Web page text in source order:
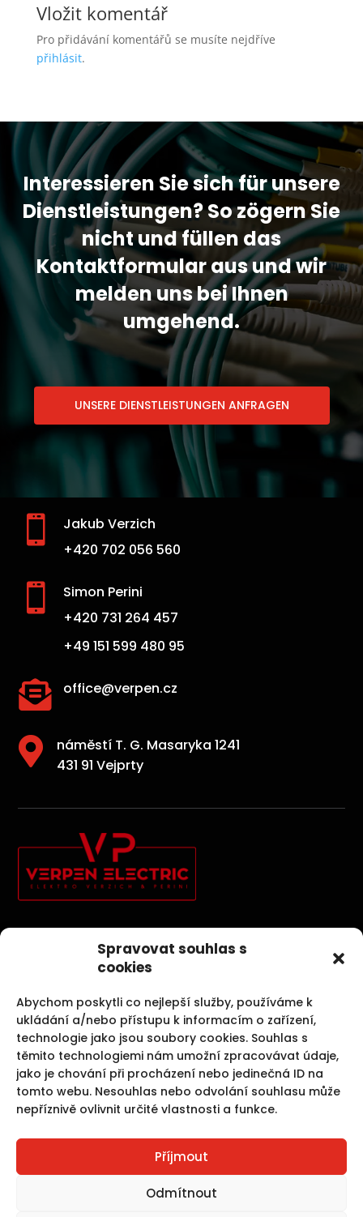
Spravovat souhlas s
cookies
Abychom poskytli co nejlepší služby, používáme k
ukládání a/nebo přístupu k informacím o zařízení,
technologie jako jsou soubory cookies. Souhlas s
těmito technologiemi nám umožní zpracovávat údaje,
jako je chování při procházení nebo jedinečná ID na
tomto webu. Nesouhlas nebo odvolání souhlasu může
nepříznivě ovlivnit určité vlastnosti a funkce.
Příjmout
Odmítnout
Vložit komentář
Pro přidávání komentářů se musíte nejdříve
přihlásit.
Interessieren Sie sich für unsere
Dienstleistungen? So zögern Sie
nicht und füllen das
Kontaktformular aus und wir
melden uns bei Ihnen
umgehend.
UNSERE DIENSTLEISTUNGEN ANFRAGEN

Jakub Verzich
+420 702 056 560

Simon Perini
+420 731 264 457
+49 151 599 480 95
 office@verpen.cz

náměstí T. G. Masaryka 1241
431 91 Vejprty
Kernbohrungen sind unsere Aktivitäten, die uns
Unsere Dienstleistungen
Elektroinstallationen
Kernbohrungen und Betonschneiden